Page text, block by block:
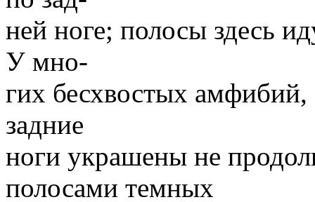
ней ноге; полосы здесь
У мно-
гих бесхвостых
задние
ноги украшены не
полосами темных